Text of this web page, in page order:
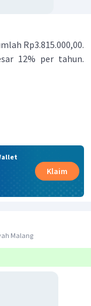
Rp3.815.000,00.
12% per tahun.
Klaim
Malang